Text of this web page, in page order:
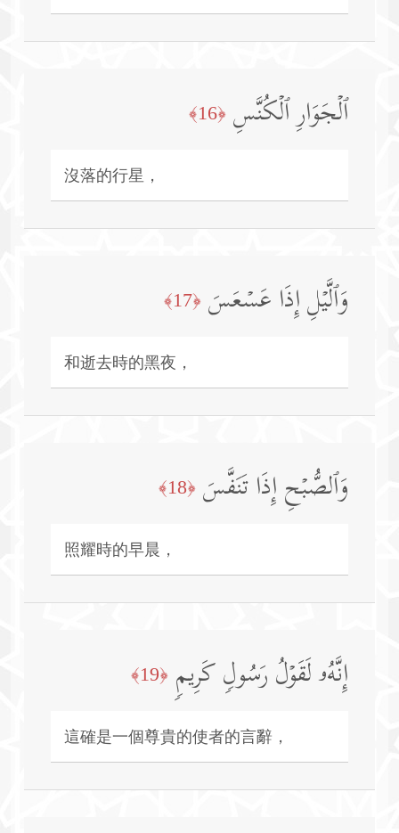
ٱلۡجَوَارِ ٱلۡكُنَّسِ ﴿16﴾
沒落的行星，
وَٱلَّیۡلِ إِذَا عَسۡعَسَ ﴿17﴾
和逝去時的黑夜，
وَٱلصُّبۡحِ إِذَا تَنَفَّسَ ﴿18﴾
照耀時的早晨，
إِنَّهُۥ لَقَوۡلُ رَسُولࣲ كَرِیمࣲ ﴿19﴾
這確是一個尊貴的使者的言辭，